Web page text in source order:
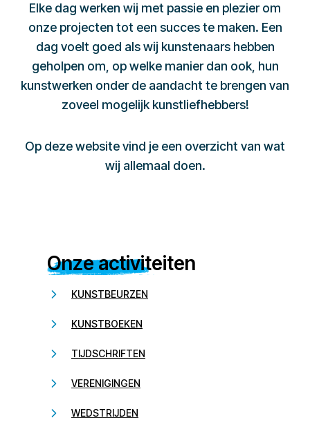
Elke dag werken wij met passie en plezier om
onze projecten tot een succes te maken. Een
dag voelt goed als wij kunstenaars hebben
geholpen om, op welke manier dan ook, hun
kunstwerken onder de aandacht te brengen van
zoveel mogelijk kunstliefhebbers!
Op deze website vind je een overzicht van wat
wij allemaal doen.
Onze activiteiten
KUNSTBEURZEN
KUNSTBOEKEN
TIJDSCHRIFTEN
VERENIGINGEN
WEDSTRIJDEN